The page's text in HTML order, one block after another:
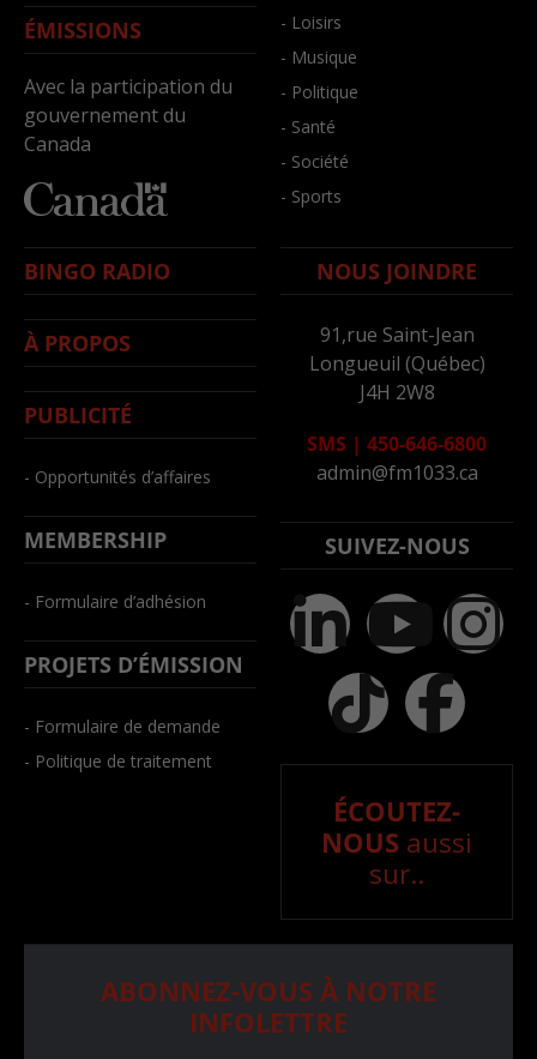
ÉMISSIONS
Avec la participation du
gouvernement du
Canada
- Loisirs
- Musique
- Politique
- Santé
- Société
- Sports
BINGO RADIO
À PROPOS
PUBLICITÉ
- Opportunités d’affaires
MEMBERSHIP
- Formulaire d’adhésion
PROJETS D’ÉMISSION
- Formulaire de demande
- Politique de traitement
NOUS JOINDRE
91,rue Saint-Jean
Longueuil (Québec)
J4H 2W8
SMS | 450-646-6800
admin@fm1033.ca
SUIVEZ-NOUS
ÉCOUTEZ-
NOUS aussi
sur..
ABONNEZ-VOUS À NOTRE
INFOLETTRE